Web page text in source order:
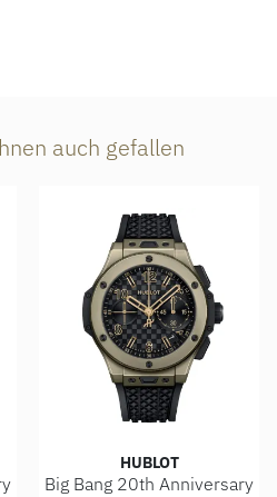
auch gefallen
HUBLOT
Big Bang 20th Anniversary